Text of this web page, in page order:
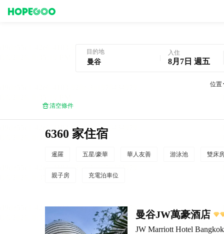
目的地 入住
8月7日 週五
位置
清空條件
6360 家住宿
暹羅 五星/豪華 華人友善 游泳池 雙床
親子房 充電泊車位
曼谷JW萬豪酒店
JW Marriott Hotel Bangkok